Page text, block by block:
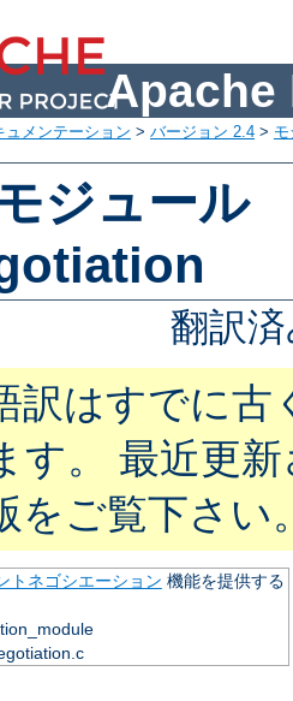
Apache
ュメンテーション > バージョン 2.4 >
ジュール
翻訳
訳はすでに古
す。 最近更
をご覧下さい
トネゴシエーション 機能を提供する